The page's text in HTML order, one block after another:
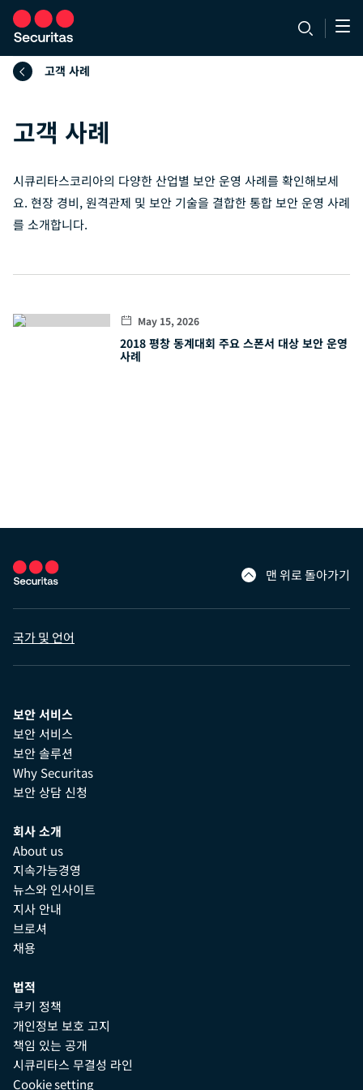
고객 사례
고객 사례
시큐리타스코리아의 다양한 산업별 보안 운영 사례를 확인해보세
요. 현장 경비, 원격관제 및 보안 기술을 결합한 통합 보안 운영 사례
를 소개합니다.
May 15, 2026
2018 평창 동계대회 주요 스폰서 대상 보안 운영
사례
맨 위로 돌아가기
국가 및 언어
보안 서비스
보안 서비스
보안 솔루션
Why Securitas
보안 상담 신청
회사 소개
About us
지속가능경영
뉴스와 인사이트
지사 안내
브로셔
채용
법적
쿠키 정책
개인정보 보호 고지
책임 있는 공개
시큐리타스 무결성 라인
Cookie setting